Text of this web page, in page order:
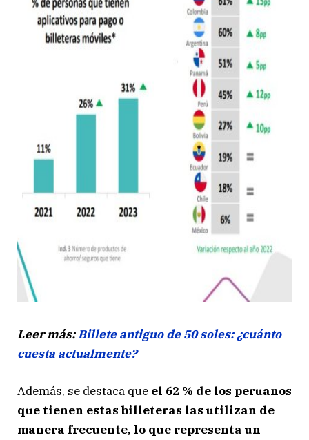
Leer más:Billete antiguo de 50 soles: ¿cuánto
cuesta actualmente?
Además, se destaca que el 62 % de los peruanos
que tienen estas billeteras las utilizan de
manera frecuente, lo que representa un